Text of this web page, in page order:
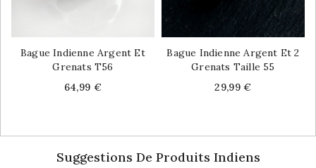
Bague Indienne Argent Et
Grenats T56
Price
64,99 €
Bague Indienne Argent Et 2
Grenats Taille 55
Price
29,99 €
Suggestions De Produits Indiens